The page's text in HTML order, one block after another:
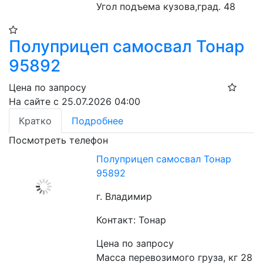
Угол подъема кузова,град. 48
Полуприцеп самосвал Тонар
95892
Цена по запросу
На сайте с 25.07.2026 04:00
Кратко
Подробнее
Посмотреть телефон
Полуприцеп самосвал Тонар
95892
г. Владимир
Контакт: Тонар
Цена по запросу
Масса перевозимого груза, кг 28